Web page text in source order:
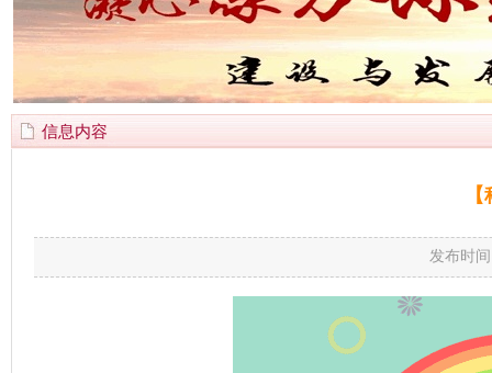
信息内容
发布时